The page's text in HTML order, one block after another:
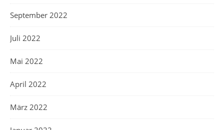
September 2022
Juli 2022
Mai 2022
April 2022
März 2022